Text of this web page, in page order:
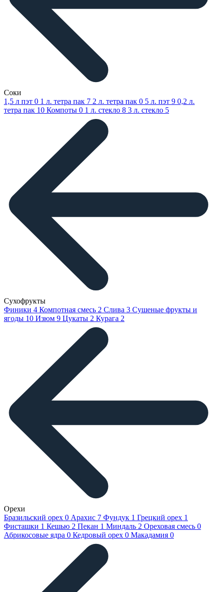
Соки
1,5 л пэт 0 1 л. тетра пак 7 2 л. тетра пак 0 5 л. пэт 9 0,2 л.
тетра пак 10 Компоты 0 1 л. стекло 8 3 л. стекло 5
Сухофрукты
Финики 4 Компотная смесь 2 Слива 3 Сушеные фрукты и
ягоды 10 Изюм 9 Цукаты 2 Курага 2
Орехи
Бразильский орех 0 Арахис 7 Фундук 1 Грецкий орех 1
Фисташки 1 Кешью 2 Пекан 1 Миндаль 2 Ореховая смесь 0
Абрикосовые ядра 0 Кедровый орех 0 Макадамия 0